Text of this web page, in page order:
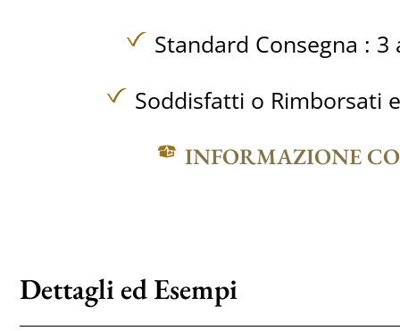
Standard Consegna : 3
Soddisfatti o Rimborsati
INFORMAZIONE
Dettagli ed Esempi